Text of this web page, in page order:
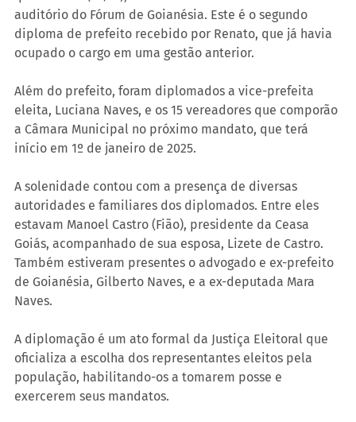
auditório do Fórum de Goianésia. Este é o segundo
diploma de prefeito recebido por Renato, que já havia
ocupado o cargo em uma gestão anterior.
Além do prefeito, foram diplomados a vice-prefeita
eleita, Luciana Naves, e os 15 vereadores que comporão
a Câmara Municipal no próximo mandato, que terá
início em 1º de janeiro de 2025.
A solenidade contou com a presença de diversas
autoridades e familiares dos diplomados. Entre eles
estavam Manoel Castro (Fião), presidente da Ceasa
Goiás, acompanhado de sua esposa, Lizete de Castro.
Também estiveram presentes o advogado e ex-prefeito
de Goianésia, Gilberto Naves, e a ex-deputada Mara
Naves.
A diplomação é um ato formal da Justiça Eleitoral que
oficializa a escolha dos representantes eleitos pela
população, habilitando-os a tomarem posse e
exercerem seus mandatos.